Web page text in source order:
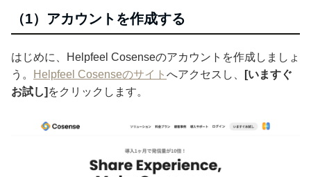
（1）アカウントを作成する
はじめに、Helpfeel Cosenseのアカウントを作成しましょ
う。
Helpfeel Cosenseのサイト へアクセスし、
[いますぐ
お試し] をクリックします。